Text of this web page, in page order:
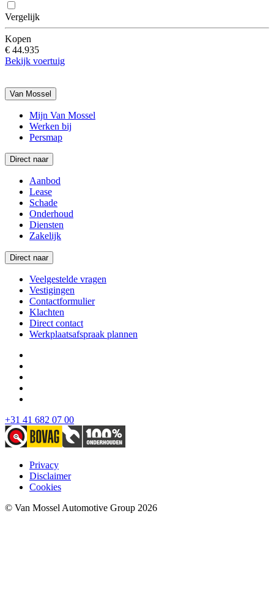
Vergelijk
Kopen
€ 44.935
Bekijk voertuig
Van Mossel
Mijn Van Mossel
Werken bij
Persmap
Direct naar
Aanbod
Lease
Schade
Onderhoud
Diensten
Zakelijk
Direct naar
Veelgestelde vragen
Vestigingen
Contactformulier
Klachten
Direct contact
Werkplaatsafspraak plannen
+31 41 682 07 00
Privacy
Disclaimer
Cookies
© Van Mossel Automotive Group 2026